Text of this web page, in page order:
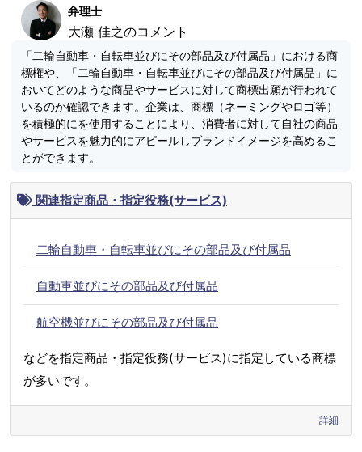
弁理士
大瀬 佳之のコメント
「二輪自動車・自転車並びにその部品及び付属品」における商
標権や、「二輪自動車・自転車並びにその部品及び付属品」に
おいてどのような商品やサービスに対して商標出願が行われて
いるのか確認できます。企業は、商標（ネーミングやロゴ等）
を積極的にを使用することにより、消費者に対して自社の商品
やサービスを魅力的にアピールしブランドイメージを高めるこ
とができます。
関連指定商品・指定役務(サービス)
二輪自動車・自転車並びにその部品及び付属品
自動車並びにその部品及び付属品
航空機並びにその部品及び付属品
などを指定商品・指定役務(サービス)に指定している商標
が多いです。
詳細